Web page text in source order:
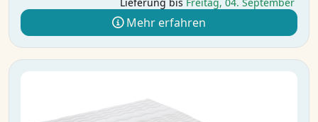
Mehr erfahren